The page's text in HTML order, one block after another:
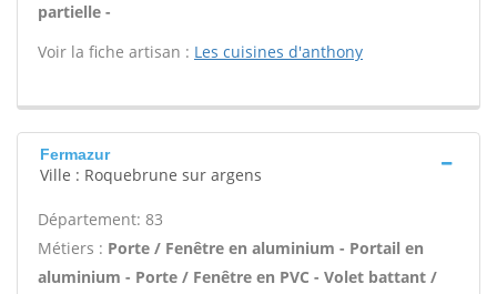
partielle -
Voir la fiche artisan : Les cuisines d'anthony
Fermazur
Ville : Roquebrune sur argens
Département: 83
Métiers : Porte / Fenêtre en aluminium - Portail en
aluminium - Porte / Fenêtre en PVC - Volet battant /